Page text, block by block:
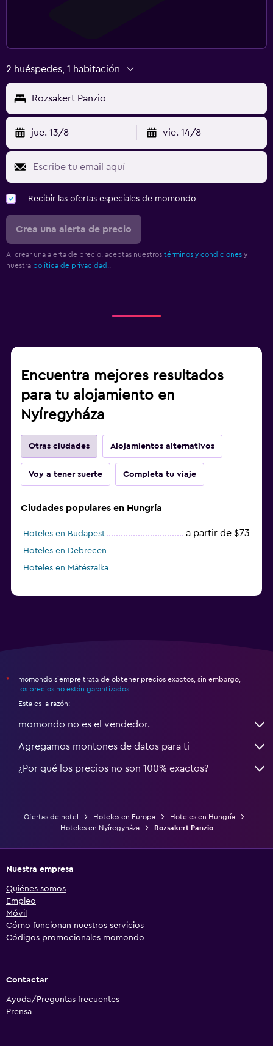
2 huéspedes, 1 habitación
Rozsakert Panzio
jue. 13/8 vie. 14/8
Recibir las ofertas especiales de momondo
Crea una alerta de precio
Al crear una alerta de precio, aceptas nuestros términos y condiciones y
nuestra política de privacidad.
Encuentra mejores resultados
para tu alojamiento en
Nyíregyháza
Otras ciudades Alojamientos alternativos
Voy a tener suerte Completa tu viaje
Ciudades populares en Hungría
Hoteles en Budapest a partir de $73
Hoteles en Debrecen
Hoteles en Mátészalka
*
momondo siempre trata de obtener precios exactos, sin embargo,
los precios no están garantizados
Esta es la razón:
momondo no es el vendedor.
Agregamos montones de datos para ti
¿Por qué los precios no son 100% exactos?
Ofertas de hotel Hoteles en Europa
Hoteles en Hungría
Hoteles en Nyíregyháza
Rozsakert Panzio
Nuestra empresa
Quiénes somos
Empleo
Móvil
Cómo funcionan nuestros servicios
Códigos promocionales momondo
Contactar
Ayuda/Preguntas frecuentes
Prensa